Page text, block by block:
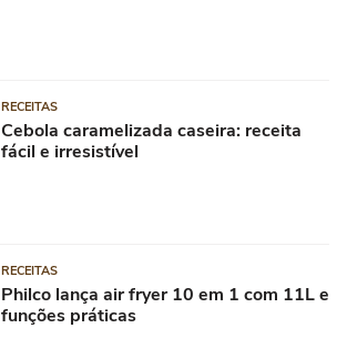
RECEITAS
Cebola caramelizada caseira: receita
fácil e irresistível
RECEITAS
Philco lança air fryer 10 em 1 com 11L e
funções práticas